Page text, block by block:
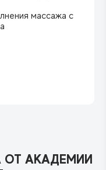
массажа с
ОТ АКАДЕМИИ